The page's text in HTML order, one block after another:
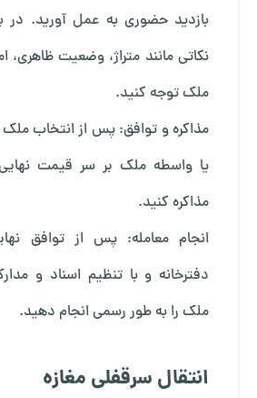
بازدید حضوری به عمل آورید. در
نکاتی مانند متراژ، وضعیت ظاهری،
ملک توجه کنید.
مذاکره و توافق: پس از انتخاب ملک
یا واسطه ملک بر سر قیمت
مذاکره کنید.
انجام معامله: پس از توافق
دفترخانه و با تنظیم اسناد و
ملک را به طور رسمی انجام دهید.
انتقال سرقفلی مغازه